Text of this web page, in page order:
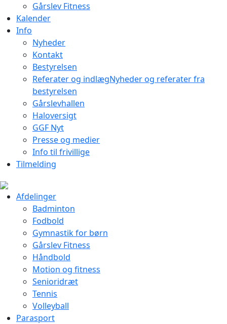
Gårslev Fitness
Kalender
Info
Nyheder
Kontakt
Bestyrelsen
Referater og indlægNyheder og referater fra
bestyrelsen
Gårslevhallen
Haloversigt
GGF Nyt
Presse og medier
Info til frivillige
Tilmelding
Afdelinger
Badminton
Fodbold
Gymnastik for børn
Gårslev Fitness
Håndbold
Motion og fitness
Senioridræt
Tennis
Volleyball
Parasport